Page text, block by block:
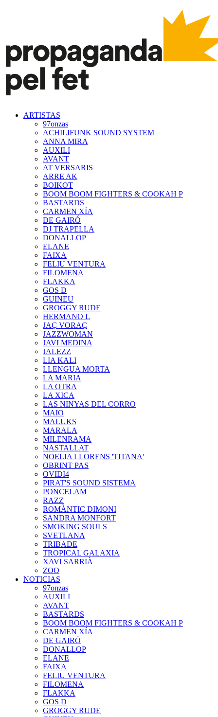
ARTISTAS
97onzas
ACHILIFUNK SOUND SYSTEM
ANNA MIRA
AUXILI
AVANT
AT VERSARIS
ARRE AK
BOIKOT
BOOM BOOM FIGHTERS & COOKAH P
BASTARDS
CARMEN XÍA
DE GAIRÓ
DJ TRAPELLA
DONALLOP
ELANE
FAIXA
FELIU VENTURA
FILOMENA
FLAKKA
GOS D
GUINEU
GROGGY RUDE
HERMANO L
JAÇ VORAÇ
JAZZWOMAN
JAVI MEDINA
JALEZZ
LIA KALI
LLENGUA MORTA
LA MARIA
LA OTRA
LA XICA
LAS NINYAS DEL CORRO
MAIO
MALUKS
MARALA
MILENRAMA
NASTALLAT
NOELIA LLORENS 'TITANA'
OBRINT PAS
OVIDI4
PIRAT'S SOUND SISTEMA
PONCELAM
RAZZ
ROMÀNTIC DIMONI
SANDRA MONFORT
SMOKING SOULS
SVETLANA
TRIBADE
TROPICAL GALAXIA
XAVI SARRIÀ
ZOO
NOTICIAS
97onzas
AUXILI
AVANT
BASTARDS
BOOM BOOM FIGHTERS & COOKAH P
CARMEN XÍA
DE GAIRÓ
DONALLOP
ELANE
FAIXA
FELIU VENTURA
FILOMENA
FLAKKA
GOS D
GROGGY RUDE